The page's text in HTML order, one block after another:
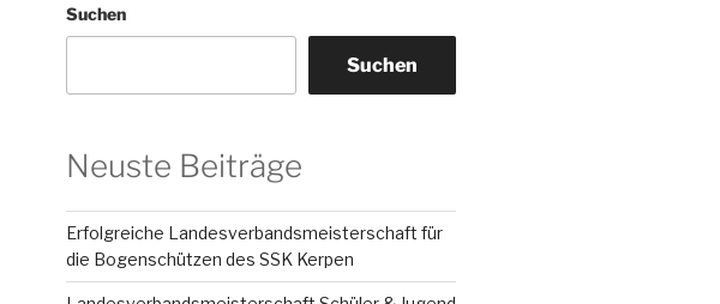
Suchen
Suchen
Neuste Beiträge
Erfolgreiche Landesverbandsmeisterschaft für
die Bogenschützen des SSK Kerpen